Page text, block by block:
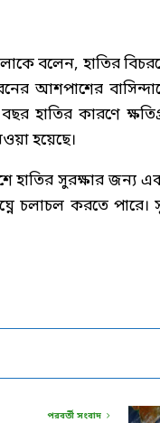
বলেন, হাতির
আশপাশের
হাতির কারণে
হয়েছে।
হাতির সুরক্ষার জন্য
চলাচল করতে পারে।
পরবর্তী সংবাদ